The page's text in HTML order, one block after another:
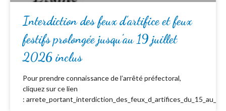
Interdiction des feux d’artifice et feux
festifs prolongée jusqu’au 19 juillet
2026 inclus
Pour prendre connaissance de l’arrêté préfectoral,
cliquez sur ce lien
: